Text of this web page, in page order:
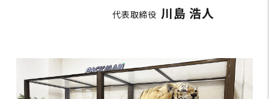
代表取締役 川島 浩人